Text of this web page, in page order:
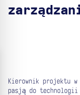
Kierownik projektu w
pasją do